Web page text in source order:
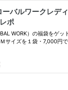
ーバルワークレデ
ポ
WORK）の福袋をゲッ
サイズを１袋・7,000円